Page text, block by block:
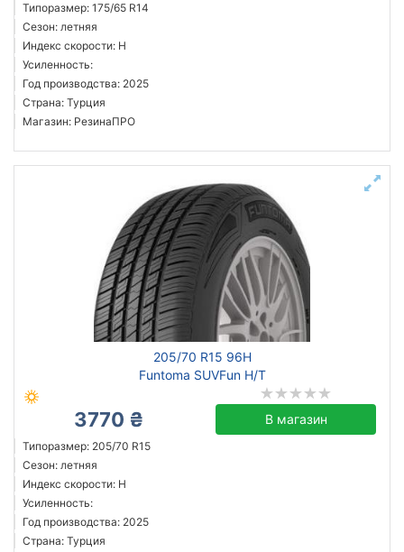
Типоразмер: 175/65 R14
Сезон: летняя
Индекс скорости: H
Усиленность:
Год производства: 2025
Страна: Турция
Магазин: РезинаПРО
205/70 R15 96H
Funtoma SUVFun H/T
3770 ₴ В магазин
Типоразмер: 205/70 R15
Сезон: летняя
Индекс скорости: H
Усиленность:
Год производства: 2025
Страна: Турция
Год производства
Страна производства
Киев
Сбросить Подобрать